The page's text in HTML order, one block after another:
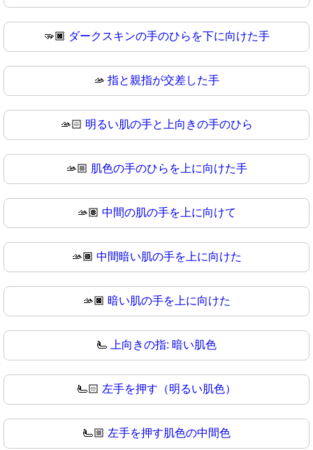
🫳🏿 ダークスキンの手のひらを下に向けた手
🫴 指と親指が交差した手
🫴🏻 明るい肌の手と上向きの手のひら
🫴🏼 肌色の手のひらを上に向けた手
🫴🏽 中間の肌の手を上に向けて
🫴🏾 中間暗い肌の手を上に向けた
🫴🏿 暗い肌の手を上に向けた
🫷 上向きの指: 暗い肌色
🫷🏻 左手を押す（明るい肌色）
🫷🏼 左手を押す肌色の中間色